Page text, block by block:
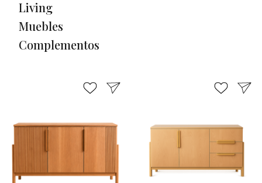
Living
Muebles
Complementos